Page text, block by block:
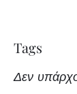
Tags
Δεν